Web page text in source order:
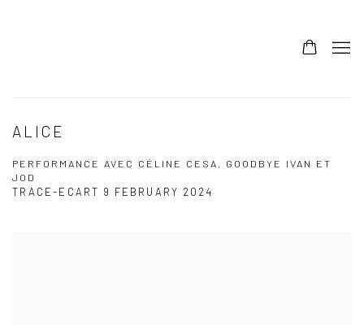
ALICE
PERFORMANCE AVEC CÉLINE CESA, GOODBYE IVAN ET
JOD
TRACE-ECART 9 FEBRUARY 2024